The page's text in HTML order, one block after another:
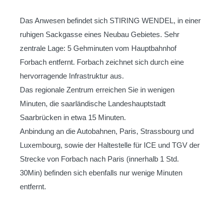
Das Anwesen befindet sich STIRING WENDEL, in einer
ruhigen Sackgasse eines Neubau Gebietes. Sehr
zentrale Lage: 5 Gehminuten vom Hauptbahnhof
Forbach entfernt. Forbach zeichnet sich durch eine
hervorragende Infrastruktur aus.
Das regionale Zentrum erreichen Sie in wenigen
Minuten, die saarländische Landeshauptstadt
Saarbrücken in etwa 15 Minuten.
Anbindung an die Autobahnen, Paris, Strassbourg und
Luxembourg, sowie der Haltestelle für ICE und TGV der
Strecke von Forbach nach Paris (innerhalb 1 Std.
30Min) befinden sich ebenfalls nur wenige Minuten
entfernt.